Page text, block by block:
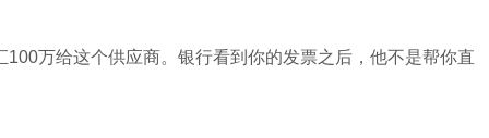
万给这个供应商。银行看到你的发票之后，他不是帮你直